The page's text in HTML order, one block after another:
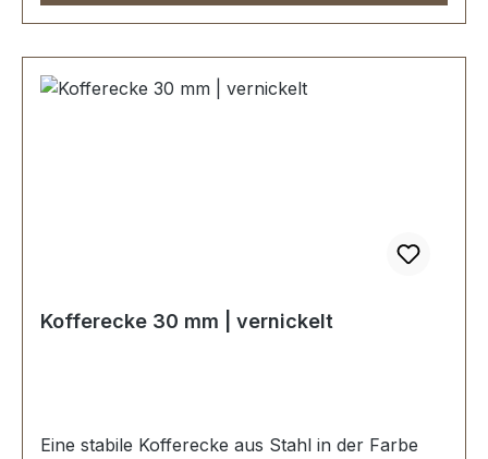
Kofferecke 30 mm | vernickelt
Eine stabile Kofferecke aus Stahl in der Farbe